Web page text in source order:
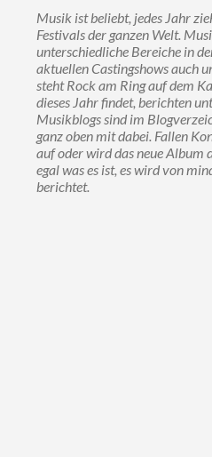
Musik ist beliebt, jedes Jahr
Festivals der ganzen Welt.
unterschiedliche Bereiche in
aktuellen Castingshows auch
steht Rock am Ring auf dem
dieses Jahr findet, berichten
Musikblogs sind im
ganz oben mit dabei. Fallen
auf oder wird das neue Album
egal was es ist, es wird von
berichtet.